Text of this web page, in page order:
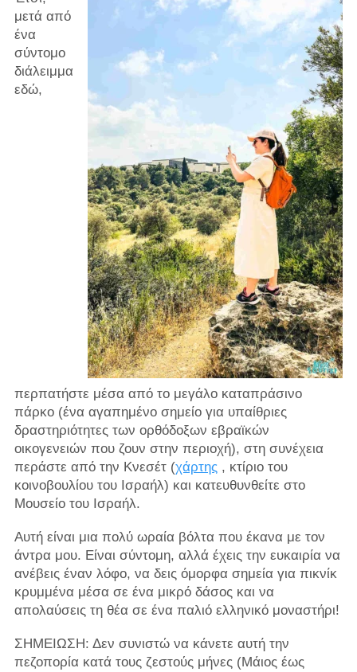
μετά από
ένα
σύντομο
διάλειμμα
εδώ,
περπατήστε μέσα από το μεγάλο καταπράσινο
πάρκο (ένα αγαπημένο σημείο για υπαίθριες
δραστηριότητες των ορθόδοξων εβραϊκών
οικογενειών που ζουν στην περιοχή), στη συνέχεια
περάστε από την Κνεσέτ (χάρτης , κτίριο του
κοινοβουλίου του Ισραήλ) και κατευθυνθείτε στο
Μουσείο του Ισραήλ.
Αυτή είναι μια πολύ ωραία βόλτα που έκανα με τον
άντρα μου. Είναι σύντομη, αλλά έχεις την ευκαιρία να
ανέβεις έναν λόφο, να δεις όμορφα σημεία για πικνίκ
κρυμμένα μέσα σε ένα μικρό δάσος και να
απολαύσεις τη θέα σε ένα παλιό ελληνικό μοναστήρι!
ΣΗΜΕΙΩΣΗ: Δεν συνιστώ να κάνετε αυτή την
πεζοπορία κατά τους ζεστούς μήνες (Μάιος έως